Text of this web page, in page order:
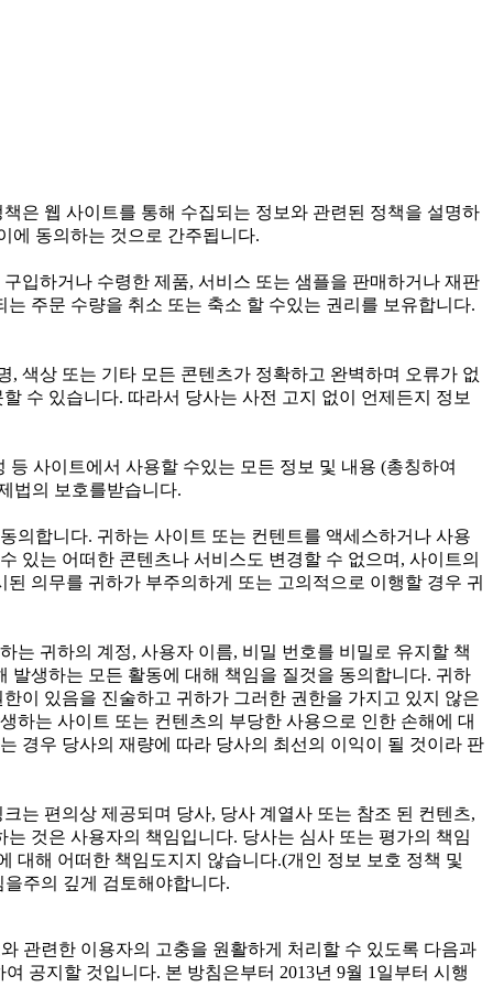
은 웹 사이트를 통해 수집되는 정보와 관련된 정책을 설명하
에 동의하는 것으로 간주됩니다.
입하거나 수령한 제품, 서비스 또는 샘플을 판매하거나 재판
주문 수량을 취소 또는 축소 할 수있는 권리를 보유합니다.
색상 또는 기타 모든 콘텐츠가 정확하고 완벽하며 오류가 없
수 있습니다. 따라서 당사는 사전 고지 없이 언제든지 정보
사이트에서 사용할 수있는 모든 정보 및 내용 (총칭하여
법의 보호를받습니다.
의합니다. 귀하는 사이트 또는 컨텐트를 액세스하거나 사용
있는 어떠한 콘텐츠나 서비스도 변경할 수 없으며, 사이트의
의무를 귀하가 부주의하게 또는 고의적으로 이행할 경우 귀
는 귀하의 계정, 사용자 이름, 비밀 번호를 비밀로 유지할 책
발생하는 모든 활동에 대해 책임을 질것을 동의합니다. 귀하
이 있음을 진술하고 귀하가 그러한 권한을 가지고 있지 않은
하는 사이트 또는 컨텐츠의 부당한 사용으로 인한 손해에 대
경우 당사의 재량에 따라 당사의 최선의 이익이 될 것이라 판
는 편의상 제공되며 당사, 당사 계열사 또는 참조 된 컨텐츠,
것은 사용자의 책임입니다. 당사는 심사 또는 평가의 책임
대해 어떠한 책임도지지 않습니다.(개인 정보 보호 정책 및
주의 깊게 검토해야합니다.
관련한 이용자의 고충을 원활하게 처리할 수 있도록 다음과
공지할 것입니다. 본 방침은부터 2013년 9월 1일부터 시행